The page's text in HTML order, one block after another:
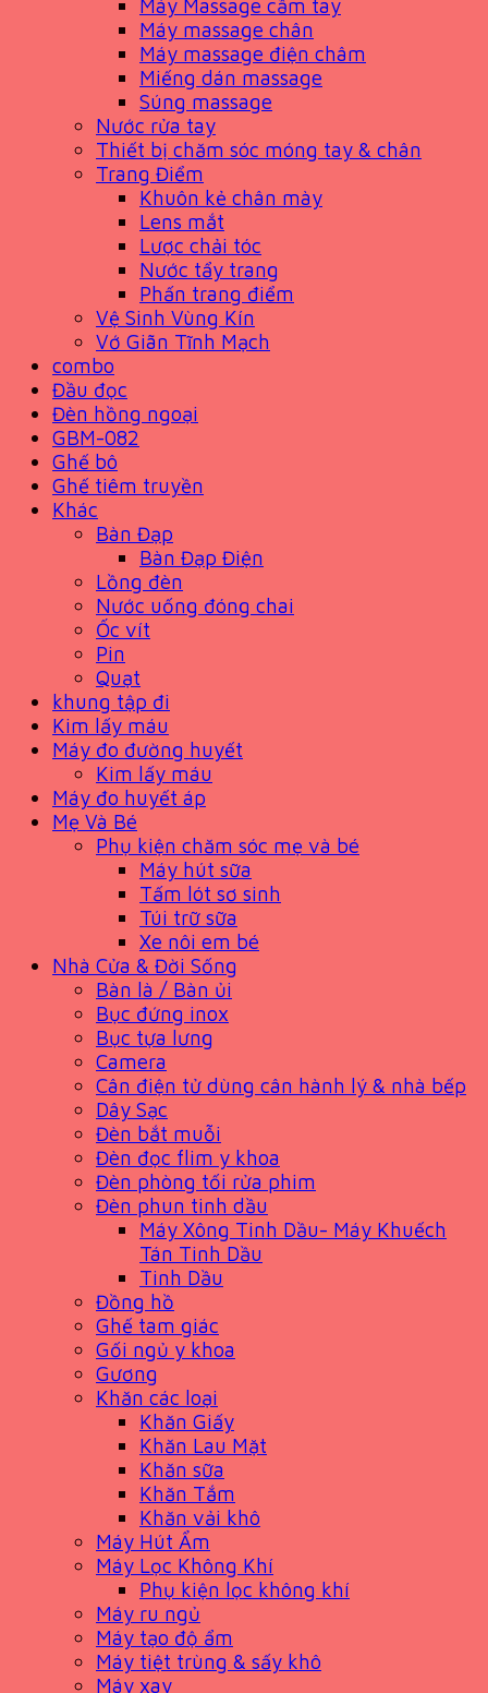
Máy Massage cầm tay
Máy massage chân
Máy massage điện châm
Miếng dán massage
Súng massage
Nước rửa tay
Thiết bị chăm sóc móng tay & chân
Trang Điểm
Khuôn kẻ chân mày
Lens mắt
Lược chải tóc
Nước tẩy trang
Phấn trang điểm
Vệ Sinh Vùng Kín
Vớ Giãn Tĩnh Mạch
combo
Đầu đọc
Đèn hồng ngoại
GBM-082
Ghế bô
Ghế tiêm truyền
Khác
Bàn Đạp
Bàn Đạp Điện
Lồng đèn
Nước uống đóng chai
Ốc vít
Pin
Quạt
khung tập đi
Kim lấy máu
Máy đo đường huyết
Kim lấy máu
Máy đo huyết áp
Mẹ Và Bé
Phụ kiện chăm sóc mẹ và bé
Máy hút sữa
Tấm lót sơ sinh
Túi trữ sữa
Xe nôi em bé
Nhà Cửa & Đời Sống
Bàn là / Bàn ủi
Bục đứng inox
Bục tựa lưng
Camera
Cân điện tử dùng cân hành lý & nhà bếp
Dây Sạc
Đèn bắt muỗi
Đèn đọc flim y khoa
Đèn phòng tối rửa phim
Đèn phun tinh dầu
Máy Xông Tinh Dầu- Máy Khuếch
Tán Tinh Dầu
Tinh Dầu
Đồng hồ
Ghế tam giác
Gối ngủ y khoa
Gương
Khăn các loại
Khăn Giấy
Khăn Lau Mặt
Khăn sữa
Khăn Tắm
Khăn vải khô
Máy Hút Ẩm
Máy Lọc Không Khí
Phụ kiện lọc không khí
Máy ru ngủ
Máy tạo độ ẩm
Máy tiệt trùng & sấy khô
Máy xay